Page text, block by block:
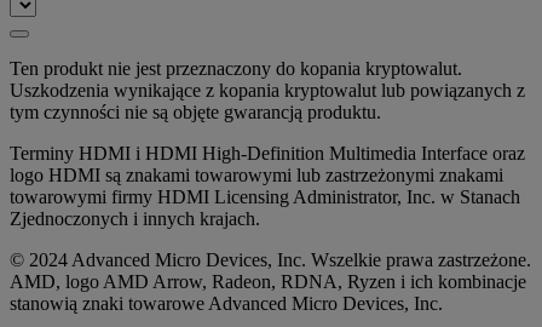
Ten produkt nie jest przeznaczony do kopania kryptowalut.
Uszkodzenia wynikające z kopania kryptowalut lub powiązanych z
tym czynności nie są objęte gwarancją produktu.
Terminy HDMI i HDMI High-Definition Multimedia Interface oraz
logo HDMI są znakami towarowymi lub zastrzeżonymi znakami
towarowymi firmy HDMI Licensing Administrator, Inc. w Stanach
Zjednoczonych i innych krajach.
© 2024 Advanced Micro Devices, Inc. Wszelkie prawa zastrzeżone.
AMD, logo AMD Arrow, Radeon, RDNA, Ryzen i ich kombinacje
stanowią znaki towarowe Advanced Micro Devices, Inc.